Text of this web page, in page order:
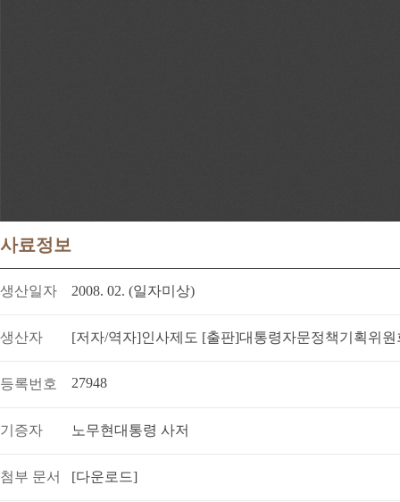
사료정보
생산일자 2008. 02. (일자미상)
생산자 [저자/역자]인사제도 [출판]대통령자문정책기획위원
등록번호 27948
기증자 노무현대통령 사저
첨부 문서 [다운로드]